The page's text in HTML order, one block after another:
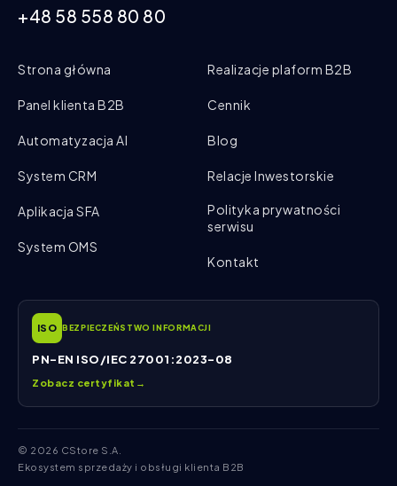
+48 58 558 80 80
Strona główna
Panel klienta B2B
Automatyzacja AI
System CRM
Aplikacja SFA
System OMS
Realizacje plaform B2B
Cennik
Blog
Relacje Inwestorskie
Polityka prywatności
serwisu
Kontakt
ISO BEZPIECZEŃSTWO INFORMACJI
PN-EN ISO/IEC 27001:2023-08
Zobacz certyfikat →
© 2026 CStore S.A.
Ekosystem sprzedaży i obsługi klienta B2B